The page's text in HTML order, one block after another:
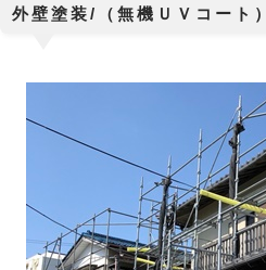
外壁塗装/（無機ＵＶコート）